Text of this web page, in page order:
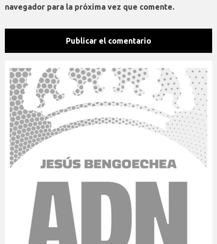
navegador para la próxima vez que comente.